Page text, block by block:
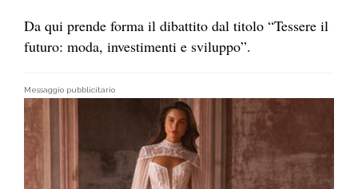
Da qui prende forma il dibattito dal titolo “Tessere il
futuro: moda, investimenti e sviluppo”.
Messaggio pubblicitario